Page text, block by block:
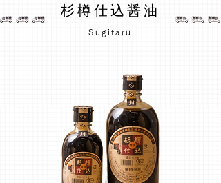
​杉樽仕込醤油
Sugitaru